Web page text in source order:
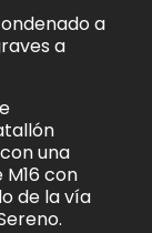
a
a
una
con
de la vía